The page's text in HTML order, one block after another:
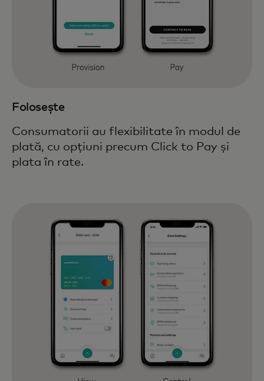
Folosește
Consumatorii au flexibilitate în modul de
plată, cu opțiuni precum Click to Pay și
plata în rate.